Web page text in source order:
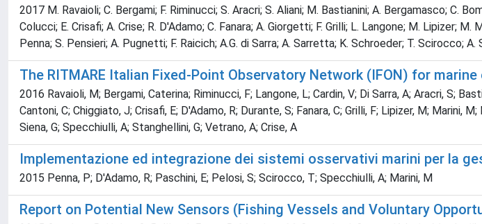
2017 M. Ravaioli; C. Bergami; F. Riminucci; S. Aracri; S. Aliani; M. Bastianini; A. Bergamasco; C.
Colucci; E. Crisafi; A. Crise; R. D'Adamo; C. Fanara; A. Giorgetti; F. Grilli; L. Langone; M. Lipizer;
Penna; S. Pensieri; A. Pugnetti; F. Raicich; A.G. di Sarra; A. Sarretta; K. Schroeder; T. Scirocco;
The RITMARE Italian Fixed-Point Observatory Network (IFON) for
2016 Ravaioli, M; Bergami, Caterina; Riminucci, F; Langone, L; Cardin, V; Di Sarra, A; Aracri, S;
Cantoni, C; Chiggiato, J; Crisafi, E; D'Adamo, R; Durante, S; Fanara, C; Grilli, F; Lipizer, M; Marini,
Siena, G; Specchiulli, A; Stanghellini, G; Vetrano, A; Crise, A
Implementazione ed integrazione dei sistemi osservativi marini per la
2015 Penna, P; D'Adamo, R; Paschini, E; Pelosi, S; Scirocco, T; Specchiulli, A; Marini, M
Report on Potential New Sensors (Fishing Vessels and Voluntary